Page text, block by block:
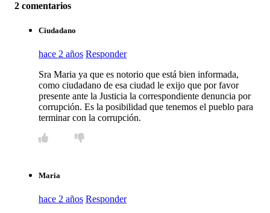
2 comentarios
Ciudadano
hace 2 años Responder
Sra Maria ya que es notorio que está bien informada,
como ciudadano de esa ciudad le exijo que por favor
presente ante la Justicia la correspondiente denuncia por
corrupción. Es la posibilidad que tenemos el pueblo para
terminar con la corrupción.
Maria
hace 2 años Responder